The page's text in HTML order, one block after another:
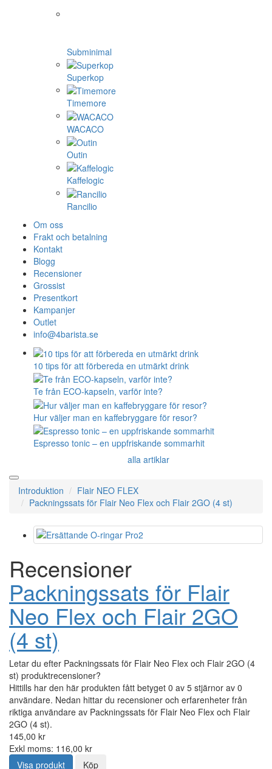
Subminimal
Superkop
Timemore
WACACO
Outin
Kaffelogic
Rancilio
Om oss
Frakt och betalning
Kontakt
Blogg
Recensioner
Grossist
Presentkort
Kampanjer
Outlet
info@4barista.se
10 tips för att förbereda en utmärkt drink
Te från ECO-kapseln, varför inte?
Hur väljer man en kaffebryggare för resor?
Espresso tonic – en uppfriskande sommarhit
alla artiklar
Introduktion
Flair NEO FLEX
Packningssats för Flair Neo Flex och Flair 2GO (4 st)
Recensioner
Packningssats för Flair
Neo Flex och Flair 2GO
(4 st)
Letar du efter Packningssats för Flair Neo Flex och Flair 2GO (4
st) produktrecensioner?
Hittills har den här produkten fått betyget 0 av 5 stjärnor av 0
användare. Nedan hittar du recensioner och erfarenheter från
riktiga användare av Packningssats för Flair Neo Flex och Flair
2GO (4 st).
145,00 kr
Exkl moms: 116,00 kr
Visa produkt
Köp